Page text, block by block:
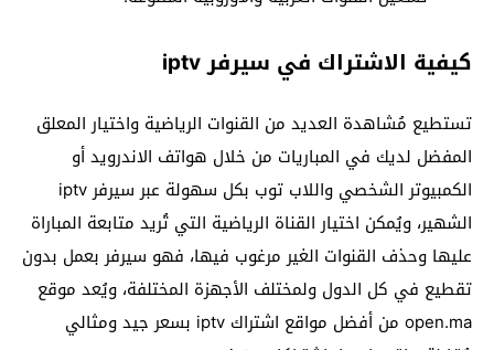
كيفية الاشتراك في سيرفر iptv
تستطيع مُشاهدة العديد من القنوات الرياضية واختيار المعلق
المفضل لديك في المباريات من خلال هواتف الاندرويد أو
الكمبيوتر الشخصي واللاب توب بكل سهولة عبر سيرفر iptv
الشهير، ويُمكن اختيار القناة الرياضية التي تُريد متابعة المباراة
عليها وحذف القنوات الغير مرغوب فيها، فهو سيرفر بعمل بدون
تقطيع في كل الدول ولمختلف الأجهزة المختلفة، ويُعد موقع
open.ma من أفضل مواقع اشتراك iptv بسعر جيد ومثالي